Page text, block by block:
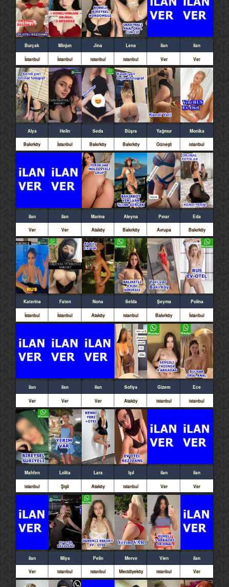
Burçak
İstanbul
Minjun
İstanbul
Jina
istanbul
Lena
istanbul
ilan
Ver
ilan
Ver
Alya
Bakırköy
Helin
İstanbul
Seda
Bakırköy
Büşra
Bakırköy
Yağmur
Güneşli
Monika
istanbul
ilan
Ver
ilan
Ver
Marina
Ataköy
Aleyna
Bakırköy
Pınar
Avrupa
Eda
Bakırköy
Katerina
İstanbul
Faten
İstanbul
Nona
Ataköy
Selda
istanbul
Şeyma
Bakırköy
Polina
İstanbul
ilan
Ver
ilan
Ver
ilan
Ver
Sofiya
Ataköy
Gizem
istanbul
Ece
istanbul
Mahfen
istanbul
Lolita
Şişli
Lara
Ataköy
Işıl
istanbul
ilan
Ver
ilan
Ver
ilan
Ver
Miya
istanbul
Pelin
istanbul
Merve
Mecidiyeköy
Vien
istanbul
ilan
Ver